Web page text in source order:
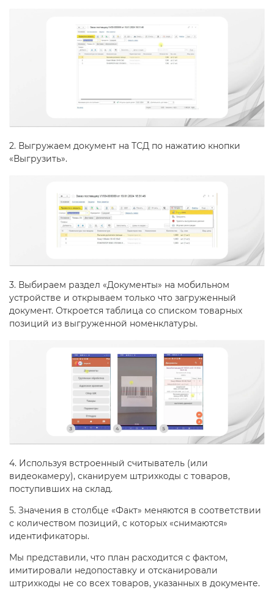
2. Выгружаем документ на ТСД по нажатию кнопки
«Выгрузить».
3. Выбираем раздел «Документы» на мобильном
устройстве и открываем только что загруженный
документ. Откроется таблица со списком товарных
позиций из выгруженной номенклатуры.
4. Используя встроенный считыватель (или
видеокамеру), сканируем штрихкоды с товаров,
поступивших на склад.
5. Значения в столбце «Факт» меняются в соответствии
с количеством позиций, с которых «снимаются»
идентификаторы.
Мы представили, что план расходится с фактом,
имитировали недопоставку и отсканировали
штрихкоды не со всех товаров, указанных в документе.